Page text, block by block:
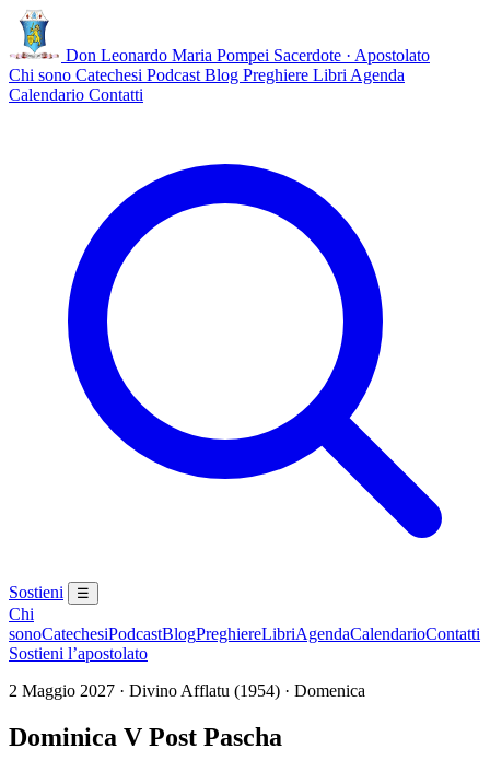
Don Leonardo Maria Pompei Sacerdote · Apostolato
Chi sono Catechesi Podcast Blog Preghiere Libri Agenda
Calendario Contatti
Sostieni ☰
Chi
sonoCatechesiPodcastBlogPreghiereLibriAgendaCalendarioContatti
Sostieni l’apostolato
2 Maggio 2027 · Divino Afflatu (1954) · Domenica
Dominica V Post Pascha